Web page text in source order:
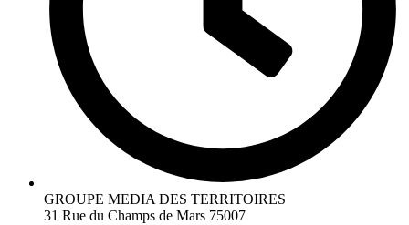
GROUPE MEDIA DES TERRITOIRES
31 Rue du Champs de Mars 75007